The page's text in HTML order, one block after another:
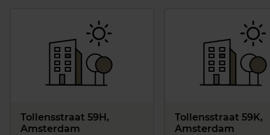
Tollensstraat 59H,
Amsterdam
Tollensstraat 59K,
Amsterdam